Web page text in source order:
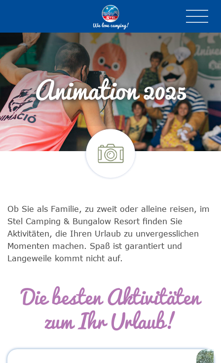
We love camping!
Animation 2025
Ob Sie als Familie, zu zweit oder alleine reisen, im
Stel Camping & Bungalow Resort finden Sie
Aktivitäten, die Ihren Urlaub zu unvergesslichen
Momenten machen. Spaß ist garantiert und
Langeweile kommt nicht auf.
Die besten Aktivitäten
zum Ihr Urlaub!